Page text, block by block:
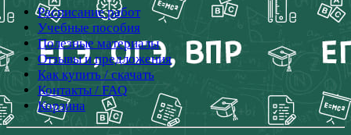
Расписание работ
Учебные пособия
Полезные материалы
Отзывы и предложения
Как купить / скачать
Контакты / FAQ
Корзина